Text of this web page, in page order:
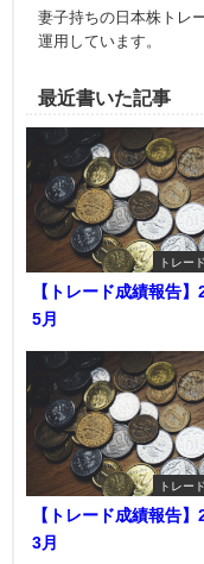
妻子持ちの日本株トレ
運用しています。
最近書いた記事
トレー
【トレード成績報告
5月
トレー
【トレード成績報告
3月